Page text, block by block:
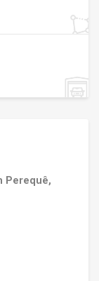
Perequê,